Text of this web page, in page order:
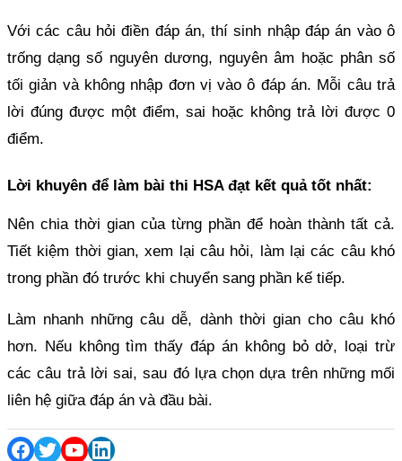
Với các câu hỏi điền đáp án, thí sinh nhập đáp án vào ô
trống dạng số nguyên dương, nguyên âm hoặc phân số
tối giản và không nhập đơn vị vào ô đáp án. Mỗi câu trả
lời đúng được một điểm, sai hoặc không trả lời được 0
điểm.
Lời khuyên để làm bài thi HSA đạt kết quả tốt nhất:
Nên chia thời gian của từng phần để hoàn thành tất cả.
Tiết kiệm thời gian, xem lại câu hỏi, làm lại các câu khó
trong phần đó trước khi chuyển sang phần kế tiếp.
Làm nhanh những câu dễ, dành thời gian cho câu khó
hơn. Nếu không tìm thấy đáp án không bỏ dở, loại trừ
các câu trả lời sai, sau đó lựa chọn dựa trên những mối
liên hệ giữa đáp án và đầu bài.